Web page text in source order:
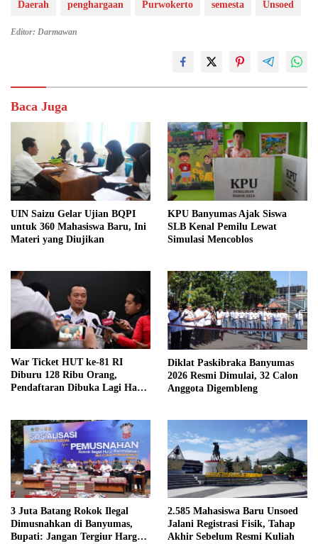
Daerah penghargaan Purwokerto semesta Unsoed
Editor: Darmawan
Baca Juga
UIN Saizu Gelar Ujian BQPI
untuk 360 Mahasiswa Baru, Ini
Materi yang Diujikan
KPU Banyumas Ajak Siswa
SLB Kenal Pemilu Lewat
Simulasi Mencoblos
War Ticket HUT ke-81 RI
Diburu 128 Ribu Orang,
Pendaftaran Dibuka Lagi Hari
Diklat Paskibraka Banyumas
2026 Resmi Dimulai, 32 Calon
Anggota Digembleng
3 Juta Batang Rokok Ilegal
Dimusnahkan di Banyumas,
Bupati: Jangan Tergiur Harga
2.585 Mahasiswa Baru Unsoed
Jalani Registrasi Fisik, Tahap
Akhir Sebelum Resmi Kuliah